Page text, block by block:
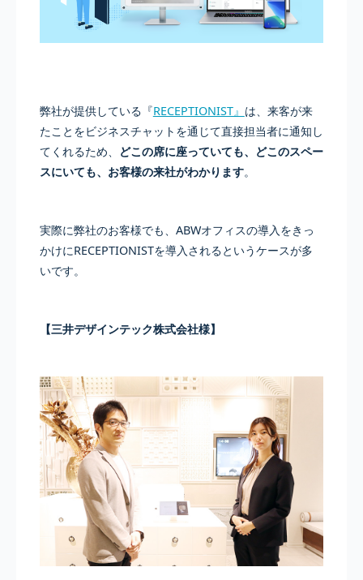
弊社が提供している『RECEPTIONIST』 は、来客が来
たことをビジネスチャットを通じて直接担当者に通知し
てくれるため、
どこの席に座っていても、どこのスペー
スにいても、お客様の来社がわかります。
実際に弊社のお客様でも、ABWオフィスの導入をきっ
かけにRECEPTIONISTを導入されるというケースが多
いです。
【三井デザインテック株式会社様】